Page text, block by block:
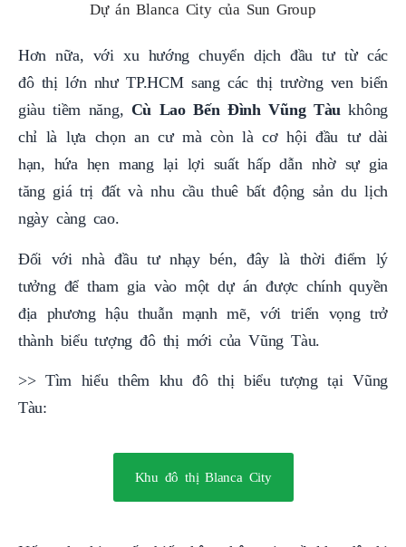
Dự án Blanca City của Sun Group
Hơn nữa, với xu hướng chuyển dịch đầu tư từ các
đô thị lớn như TP.HCM sang các thị trường ven biển
giàu tiềm năng, Cù Lao Bến Đình Vũng Tàukhông
chỉ là lựa chọn an cư mà còn là cơ hội đầu tư dài
hạn, hứa hẹn mang lại lợi suất hấp dẫn nhờ sự gia
tăng giá trị đất và nhu cầu thuê bất động sản du lịch
ngày càng cao.
Đối với nhà đầu tư nhạy bén, đây là thời điểm lý
tưởng để tham gia vào một dự án được chính quyền
địa phương hậu thuẫn mạnh mẽ, với triển vọng trở
thành biểu tượng đô thị mới của Vũng Tàu.
>> Tìm hiểu thêm khu đô thị biểu tượng tại Vũng
Tàu:
Khu đô thị Blanca City